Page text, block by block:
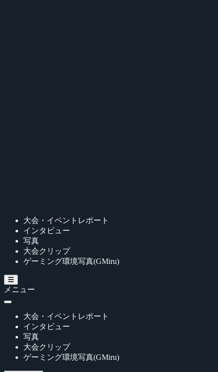
大会・イベントレポート
インタビュー
写真
大会クリップ
ゲーミング環境写真(GMiru)
メニュー
大会・イベントレポート
インタビュー
写真
大会クリップ
ゲーミング環境写真(GMiru)